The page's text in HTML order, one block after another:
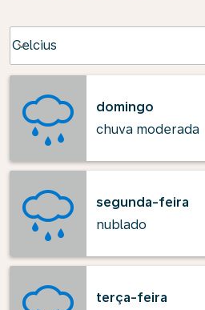
Celcius
keyboard_arrow_down
domingo
chuva moderada
segunda-feira
nublado
terça-feira